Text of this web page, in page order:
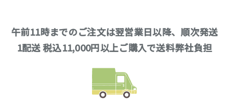
午前11時までのご注文は翌営業日以降、順次発送
1配送 税込11,000円以上ご購入で送料弊社負担